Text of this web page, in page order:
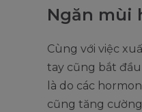
Ngăn mùi
Cùng với việc
tay cũng bắt
là do các
cũng tăng